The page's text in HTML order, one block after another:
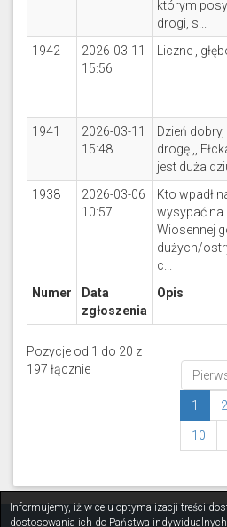
Informujemy, iż w celu optymalizacji treści
dostosowania ich do Państwa
którym
drogi, s...
1942
2026-03-11
15:56
Liczne ,
1941
2026-03-11
15:48
Dzień
drogę ,,
jest duża
1938
2026-03-06
10:57
Kto wpadł
wysypać
Wiosennej
dużych/
c...
Numer
Data
zgłoszenia
Opis
Pozycje od 1 do 20 z
197 łącznie
1 2
10